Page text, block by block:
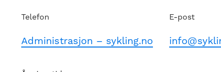
Telefon
Administrasjon – sykling.no
E-post